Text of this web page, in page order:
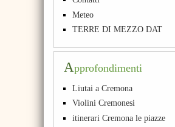
Meteo
TERRE DI MEZZO DAT
Approfondimenti
Liutai a Cremona
Violini Cremonesi
itinerari Cremona le piazze